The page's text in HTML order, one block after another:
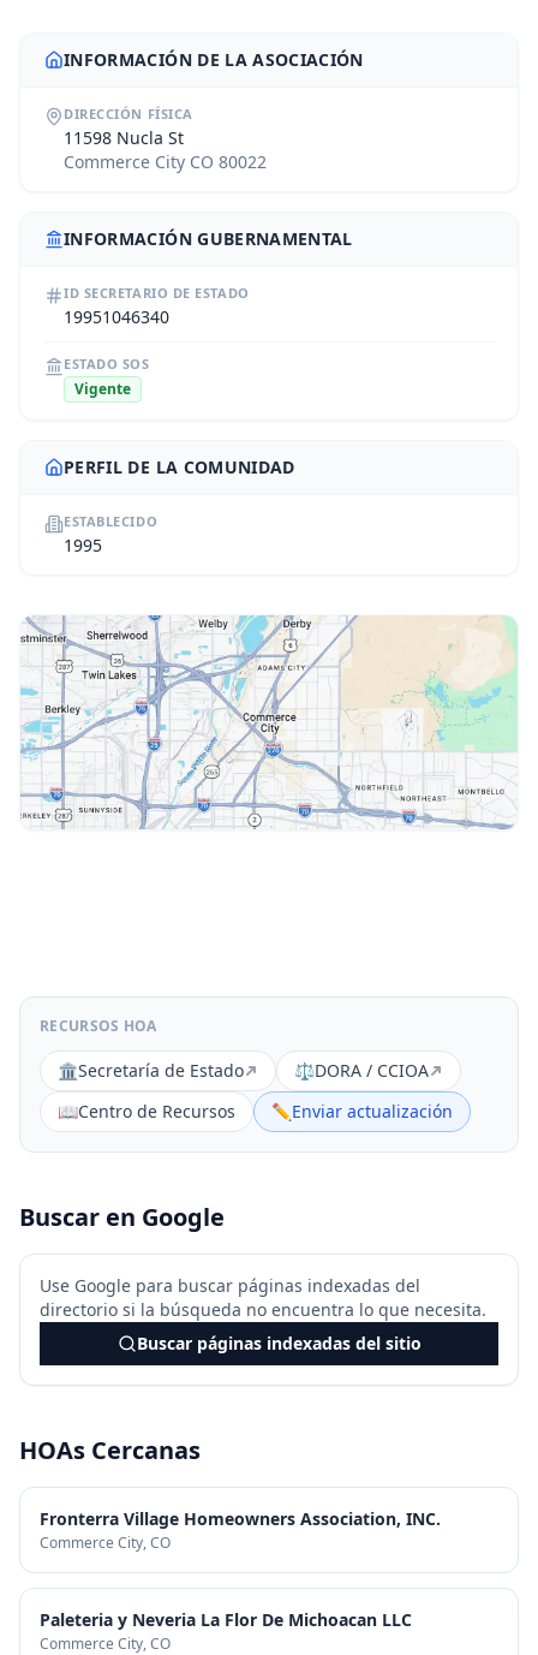
INFORMACIÓN DE LA ASOCIACIÓN
DIRECCIÓN FÍSICA
11598 Nucla St
Commerce City CO 80022
INFORMACIÓN GUBERNAMENTAL
ID SECRETARIO DE ESTADO
19951046340
ESTADO SOS
Vigente
PERFIL DE LA COMUNIDAD
ESTABLECIDO
1995
RECURSOS HOA
🏛️Secretaría de Estado ⚖️DORA / CCIOA
📖Centro de Recursos ✏️Enviar actualización
Buscar en Google
Use Google para buscar páginas indexadas del
directorio si la búsqueda no encuentra lo que necesita.
Buscar páginas indexadas del sitio
HOAs Cercanas
Fronterra Village Homeowners Association, INC.
Commerce City, CO
Paleteria y Neveria La Flor De Michoacan LLC
Commerce City, CO